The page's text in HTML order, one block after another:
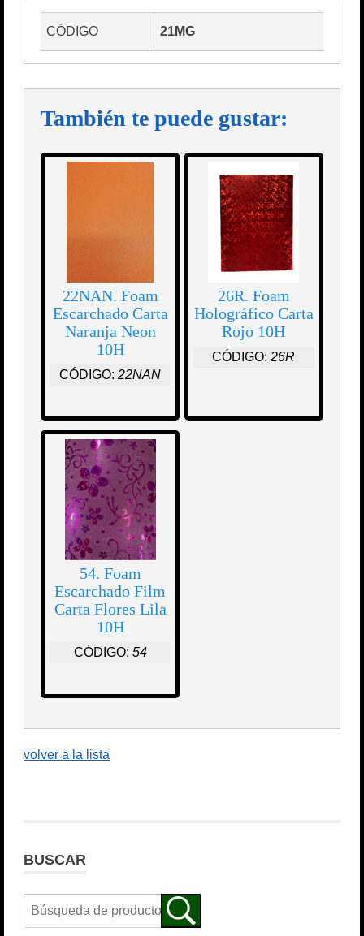
CÓDIGO 21MG
También te puede gustar:
22NAN. Foam
Escarchado Carta
Naranja Neon
10H
CÓDIGO: 22NAN
26R. Foam
Holográfico Carta
Rojo 10H
CÓDIGO: 26R
54. Foam
Escarchado Film
Carta Flores Lila
10H
CÓDIGO: 54
volver a la lista
BUSCAR